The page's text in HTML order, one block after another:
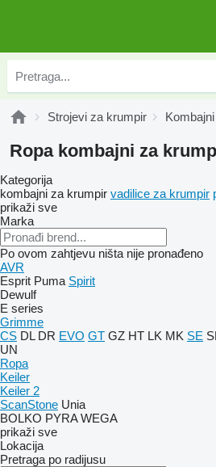
Strojevi za krumpir
Ropa kombajni za
Kategorija
kombajni za krumpir vadilice za krumpir
prikaži sve
Marka
Po ovom zahtjevu ništa nije pronađeno
AVR
Esprit Puma Spirit
Dewulf
E series
Grimme
CS DL DR EVO GT GZ HT LK MK SE
UN
Ropa
Keiler
Keiler 2
ScanStone Unia
BOLKO PYRA WEGA
prikaži sve
Lokacija
Pretraga po radijusu